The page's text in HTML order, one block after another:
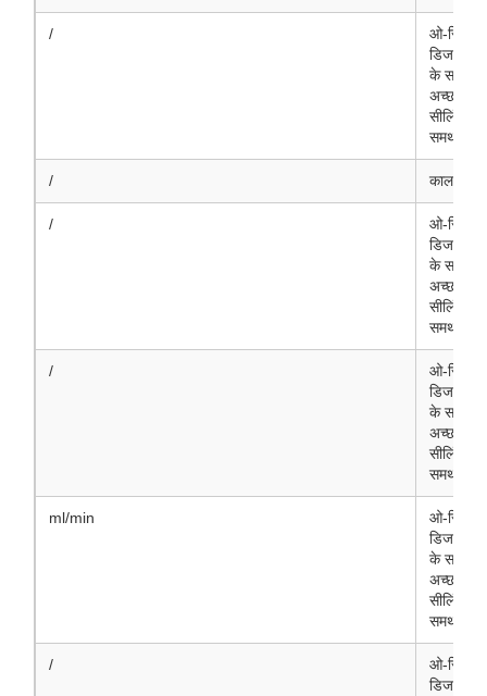
/
ओ-रिंग
डिजाइन
के साथ
अच्छा
सीलिंग
समर्थन
/ काला
/
ओ-रिंग
डिजाइन
के साथ
अच्छा
सीलिंग
समर्थन
/
ओ-रिंग
डिजाइन
के साथ
अच्छा
सीलिंग
समर्थन
ml/min
ओ-रिंग
डिजाइन
के साथ
अच्छा
सीलिंग
समर्थन
/
ओ-रिंग
डिजाइन